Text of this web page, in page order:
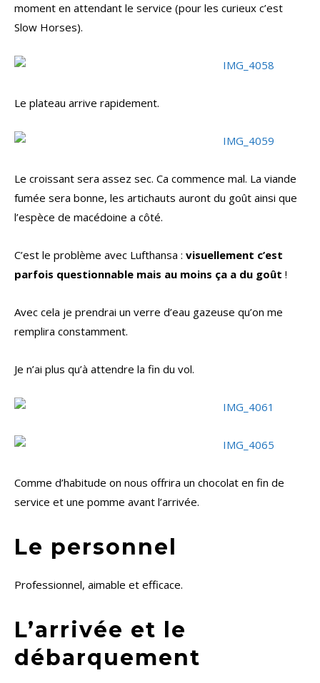
moment en attendant le service (pour les curieux c’est
Slow Horses).
Le plateau arrive rapidement.
Le croissant sera assez sec. Ca commence mal. La viande
fumée sera bonne, les artichauts auront du goût ainsi que
l’espèce de macédoine a côté.
C’est le problème avec Lufthansa : visuellement c’est
parfois questionnable mais au moins ça a du goût !
Avec cela je prendrai un verre d’eau gazeuse qu’on me
remplira constamment.
Je n’ai plus qu’à attendre la fin du vol.
Comme d’habitude on nous offrira un chocolat en fin de
service et une pomme avant l’arrivée.
Le personnel
Professionnel, aimable et efficace.
L’arrivée et le
débarquement